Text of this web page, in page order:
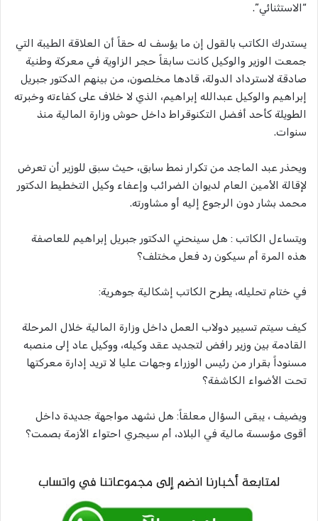
“الاستثنائي”.
يستدرك الكاتب بالقول إن ما يؤسف له حقاً أن العلاقة الطيبة التي
جمعت الوزير والوكيل كانت سابقاً حجر الزاوية في معركة وطنية
صادقة لاسترداد الدولة، قادها مخلصون، من بينهم الدكتور جبريل
إبراهيم والوكيل عبدالله إبراهيم، الذي لا خلاف على كفاءته وخبرته
الطويلة كأحد أفضل التكنوقراط داخل حوش وزارة المالية منذ
سنوات.
ويحذر عبد الماجد من تكرار نمط سابق، حيث سبق للوزير أن تعرض
لإقالة الأمين العام لديوان الضرائب وإعفاء وكيل التخطيط الدكتور
محمد بشار دون الرجوع إليه أو مشاورته.
ويتساءل الكاتب : هل سينحني الدكتور جبريل إبراهيم للعاصفة
هذه المرة أم سيكون رد فعل مختلف؟
في ختام تحليله، يطرح الكاتب إشكالية جوهرية:
كيف سيتم تسيير دولاب العمل داخل وزارة المالية خلال المرحلة
القادمة بين وزير رافض لتجديد عقد وكيله، ووكيل عاد إلى منصبه
مسنوداً بقرار من رئيس الوزراء وجهات عليا لا تريد إدارة معركتها
تحت الأضواء الكاشفة؟
ويضيف ، يبقى السؤال معلقاً: هل نشهد مواجهة جديدة داخل
أقوى مؤسسة مالية في البلاد، أم سيجري احتواء الأزمة بصمت؟